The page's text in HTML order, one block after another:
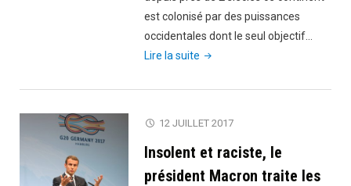
par
femme
à
est colonisé par des puissances
occidentales dont le seul objectif…
Lire la suite "Lettre
à
quand
un
12 JUILLET 2017
Insolent et raciste, le
président Macron traite les